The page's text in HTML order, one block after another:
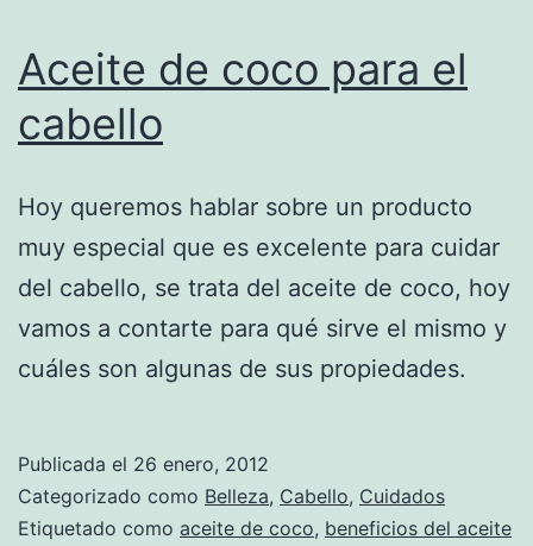
Aceite de coco para el
cabello
Hoy queremos hablar sobre un producto
muy especial que es excelente para cuidar
del cabello, se trata del aceite de coco, hoy
vamos a contarte para qué sirve el mismo y
cuáles son algunas de sus propiedades.
Publicada el 26 enero, 2012
Categorizado como Belleza, Cabello, Cuidados
Etiquetado como aceite de coco, beneficios del aceite